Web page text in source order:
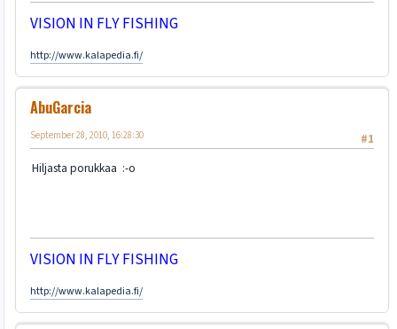
VISION IN FLY FISHING
http://www.kalapedia.fi/
AbuGarcia
#1
September 28, 2010, 16:28:30
Hiljasta porukkaa :-o
VISION IN FLY FISHING
http://www.kalapedia.fi/